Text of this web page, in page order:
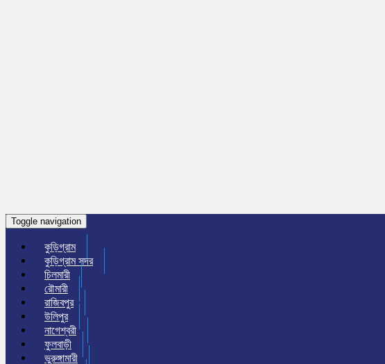
Toggle navigation
কুড়িগ্রাম
কুড়িগ্রাম সদর
চিলমারী
রৌমারী
রাজিবপুর
উলিপুর
নাগেশ্বরী
ফুলবাড়ী
ভুরুঙ্গামারী